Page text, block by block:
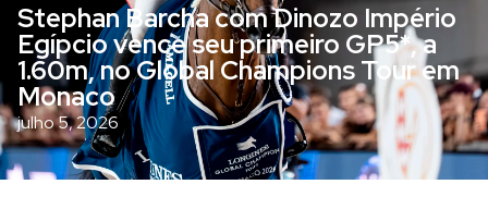
Stephan Barcha com Dinozo Império
Egípcio vence seu primeiro GP5*, a
1.60m, no Global Champions Tour em
Monaco
julho 5, 2026